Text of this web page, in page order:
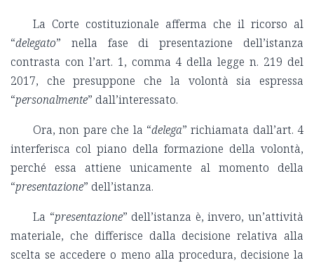
La Corte costituzionale afferma che il ricorso al
“delegato” nella fase di presentazione dell’istanza
contrasta con l’art. 1, comma 4 della legge n. 219 del
2017, che presuppone che la volontà sia espressa
“personalmente” dall’interessato.
Ora, non pare che la “delega” richiamata dall’art. 4
interferisca col piano della formazione della volontà,
perché essa attiene unicamente al momento della
“presentazione” dell’istanza.
La “presentazione” dell’istanza è, invero, un’attività
materiale, che differisce dalla decisione relativa alla
scelta se accedere o meno alla procedura, decisione la